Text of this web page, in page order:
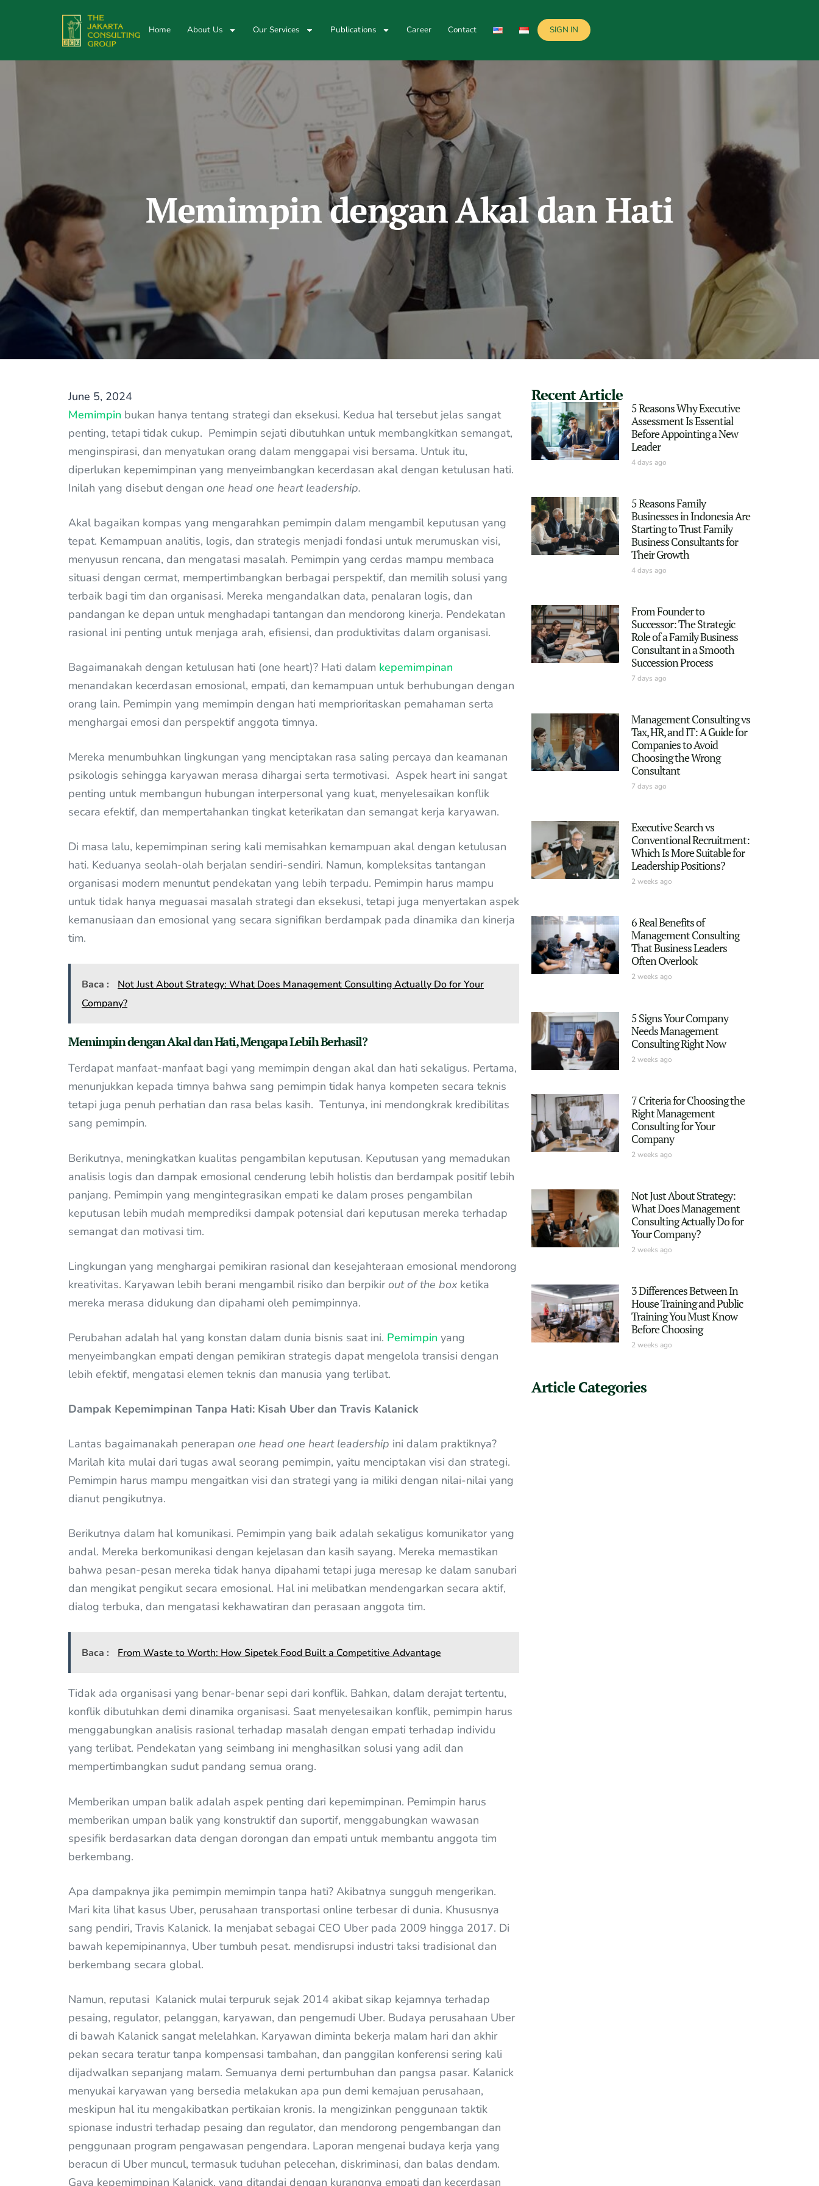
Home About Us Our Services Publications Career Contact SIGN IN
Memimpin dengan Akal dan Hati
June 5, 2024
Memimpin bukan hanya tentang strategi dan eksekusi. Kedua hal tersebut jelas sangat
penting, tetapi tidak cukup. Pemimpin sejati dibutuhkan untuk membangkitkan semangat,
menginspirasi, dan menyatukan orang dalam menggapai visi bersama. Untuk itu,
diperlukan kepemimpinan yang menyeimbangkan kecerdasan akal dengan ketulusan hati.
Inilah yang disebut dengan one head one heart leadership.
Akal bagaikan kompas yang mengarahkan pemimpin dalam mengambil keputusan yang
tepat. Kemampuan analitis, logis, dan strategis menjadi fondasi untuk merumuskan visi,
menyusun rencana, dan mengatasi masalah. Pemimpin yang cerdas mampu membaca
situasi dengan cermat, mempertimbangkan berbagai perspektif, dan memilih solusi yang
terbaik bagi tim dan organisasi. Mereka mengandalkan data, penalaran logis, dan
pandangan ke depan untuk menghadapi tantangan dan mendorong kinerja. Pendekatan
rasional ini penting untuk menjaga arah, efisiensi, dan produktivitas dalam organisasi.
Bagaimanakah dengan ketulusan hati (one heart)? Hati dalam kepemimpinan
menandakan kecerdasan emosional, empati, dan kemampuan untuk berhubungan dengan
orang lain. Pemimpin yang memimpin dengan hati memprioritaskan pemahaman serta
menghargai emosi dan perspektif anggota timnya.
Mereka menumbuhkan lingkungan yang menciptakan rasa saling percaya dan keamanan
psikologis sehingga karyawan merasa dihargai serta termotivasi. Aspek heart ini sangat
penting untuk membangun hubungan interpersonal yang kuat, menyelesaikan konflik
secara efektif, dan mempertahankan tingkat keterikatan dan semangat kerja karyawan.
Di masa lalu, kepemimpinan sering kali memisahkan kemampuan akal dengan ketulusan
hati. Keduanya seolah-olah berjalan sendiri-sendiri. Namun, kompleksitas tantangan
organisasi modern menuntut pendekatan yang lebih terpadu. Pemimpin harus mampu
untuk tidak hanya meguasai masalah strategi dan eksekusi, tetapi juga menyertakan aspek
kemanusiaan dan emosional yang secara signifikan berdampak pada dinamika dan kinerja
tim.
Baca :
Not Just About Strategy: What Does Management Consulting Actually Do for Your
Company?
Memimpin dengan Akal dan Hati, Mengapa Lebih Berhasil?
Terdapat manfaat-manfaat bagi yang memimpin dengan akal dan hati sekaligus. Pertama,
menunjukkan kepada timnya bahwa sang pemimpin tidak hanya kompeten secara teknis
tetapi juga penuh perhatian dan rasa belas kasih. Tentunya, ini mendongkrak kredibilitas
sang pemimpin.
Berikutnya, meningkatkan kualitas pengambilan keputusan. Keputusan yang memadukan
analisis logis dan dampak emosional cenderung lebih holistis dan berdampak positif lebih
panjang. Pemimpin yang mengintegrasikan empati ke dalam proses pengambilan
keputusan lebih mudah memprediksi dampak potensial dari keputusan mereka terhadap
semangat dan motivasi tim.
Lingkungan yang menghargai pemikiran rasional dan kesejahteraan emosional mendorong
kreativitas. Karyawan lebih berani mengambil risiko dan berpikirout of the box ketika
mereka merasa didukung dan dipahami oleh pemimpinnya.
Perubahan adalah hal yang konstan dalam dunia bisnis saat ini. Pemimpin yang
menyeimbangkan empati dengan pemikiran strategis dapat mengelola transisi dengan
lebih efektif, mengatasi elemen teknis dan manusia yang terlibat.
Dampak Kepemimpinan Tanpa Hati: Kisah Uber dan Travis Kalanick
Lantas bagaimanakah penerapan one head one heart leadership ini dalam praktiknya?
Marilah kita mulai dari tugas awal seorang pemimpin, yaitu menciptakan visi dan strategi.
Pemimpin harus mampu mengaitkan visi dan strategi yang ia miliki dengan nilai-nilai yang
dianut pengikutnya.
Berikutnya dalam hal komunikasi. Pemimpin yang baik adalah sekaligus komunikator yang
andal. Mereka berkomunikasi dengan kejelasan dan kasih sayang. Mereka memastikan
bahwa pesan-pesan mereka tidak hanya dipahami tetapi juga meresap ke dalam sanubari
dan mengikat pengikut secara emosional. Hal ini melibatkan mendengarkan secara aktif,
dialog terbuka, dan mengatasi kekhawatiran dan perasaan anggota tim.
Baca : From Waste to Worth: How Sipetek Food Built a Competitive Advantage
Tidak ada organisasi yang benar-benar sepi dari konflik. Bahkan, dalam derajat tertentu,
konflik dibutuhkan demi dinamika organisasi. Saat menyelesaikan konflik, pemimpin harus
menggabungkan analisis rasional terhadap masalah dengan empati terhadap individu
yang terlibat. Pendekatan yang seimbang ini menghasilkan solusi yang adil dan
mempertimbangkan sudut pandang semua orang.
Memberikan umpan balik adalah aspek penting dari kepemimpinan. Pemimpin harus
memberikan umpan balik yang konstruktif dan suportif, menggabungkan wawasan
spesifik berdasarkan data dengan dorongan dan empati untuk membantu anggota tim
berkembang.
Apa dampaknya jika pemimpin memimpin tanpa hati? Akibatnya sungguh mengerikan.
Mari kita lihat kasus Uber, perusahaan transportasi online terbesar di dunia. Khususnya
sang pendiri, Travis Kalanick. Ia menjabat sebagai CEO Uber pada 2009 hingga 2017. Di
bawah kepemipinannya, Uber tumbuh pesat. mendisrupsi industri taksi tradisional dan
berkembang secara global.
Namun, reputasi Kalanick mulai terpuruk sejak 2014 akibat sikap kejamnya terhadap
pesaing, regulator, pelanggan, karyawan, dan pengemudi Uber. Budaya perusahaan Uber
di bawah Kalanick sangat melelahkan. Karyawan diminta bekerja malam hari dan akhir
pekan secara teratur tanpa kompensasi tambahan, dan panggilan konferensi sering kali
dijadwalkan sepanjang malam. Semuanya demi pertumbuhan dan pangsa pasar. Kalanick
menyukai karyawan yang bersedia melakukan apa pun demi kemajuan perusahaan,
meskipun hal itu mengakibatkan pertikaian kronis. Ia mengizinkan penggunaan taktik
spionase industri terhadap pesaing dan regulator, dan mendorong pengembangan dan
penggunaan program pengawasan pengendara. Laporan mengenai budaya kerja yang
beracun di Uber muncul, termasuk tuduhan pelecehan, diskriminasi, dan balas dendam.
Gaya kepemimpinan Kalanick, yang ditandai dengan kurangnya empati dan kecerdasan
Recent Article
5 Reasons Why Executive
Assessment Is Essential
Before Appointing a New
Leader
4 days ago
5 Reasons Family
Businesses in Indonesia Are
Starting to Trust Family
Business Consultants for
Their Growth
4 days ago
From Founder to
Successor: The Strategic
Role of a Family Business
Consultant in a Smooth
Succession Process
7 days ago
Management Consulting vs
Tax, HR, and IT: A Guide for
Companies to Avoid
Choosing the Wrong
Consultant
7 days ago
Executive Search vs
Conventional Recruitment:
Which Is More Suitable for
Leadership Positions?
2 weeks ago
6 Real Benefits of
Management Consulting
That Business Leaders
Often Overlook
2 weeks ago
5 Signs Your Company
Needs Management
Consulting Right Now
2 weeks ago
7 Criteria for Choosing the
Right Management
Consulting for Your
Company
2 weeks ago
Not Just About Strategy:
What Does Management
Consulting Actually Do for
Your Company?
2 weeks ago
3 Differences Between In
House Training and Public
Training You Must Know
Before Choosing
2 weeks ago
Article Categories